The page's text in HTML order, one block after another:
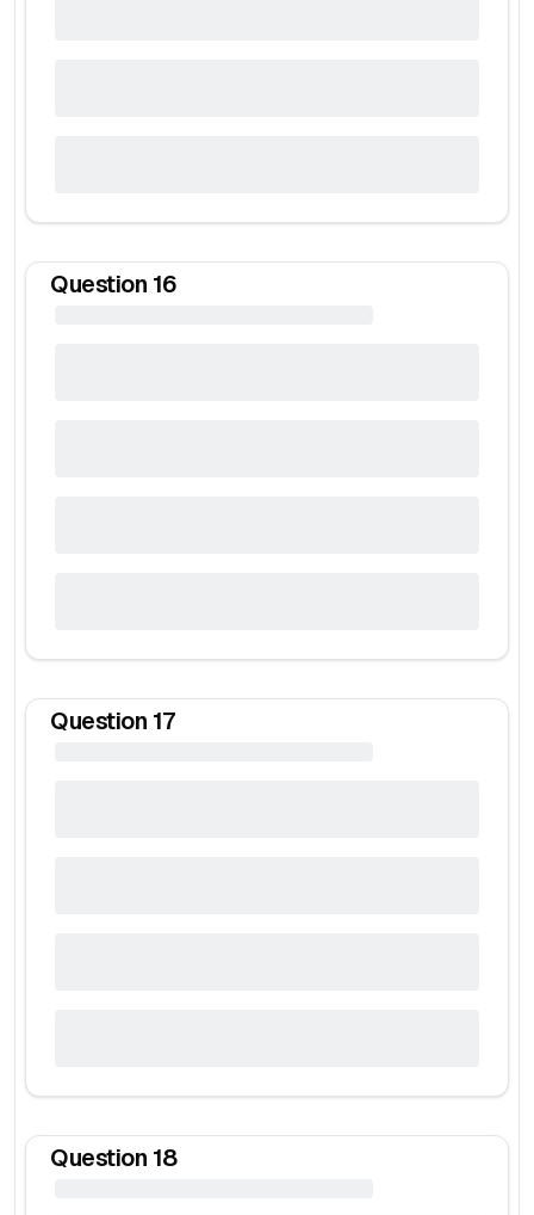
Question 16
Question 17
Question 18